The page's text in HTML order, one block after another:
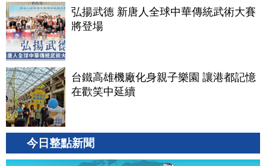
弘揚武德 新唐人全球中華傳統武術大賽
將登場
台鐵高雄機廠化身親子樂園 讓港都記憶
在歡笑中延續
今日整點新聞